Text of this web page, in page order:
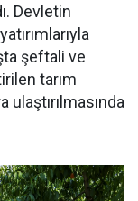
Devletin
şeftali ve
tarım